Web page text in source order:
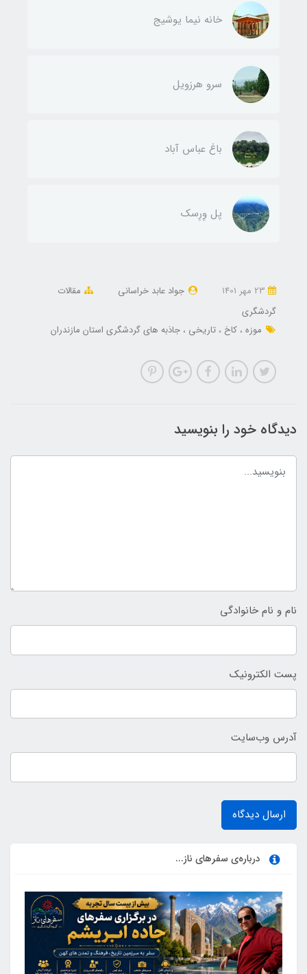
خانه نیما یوشیج
سرو هرزویل
باغ عباس آباد
پل وِرِسک
جواد عابد خراسانی
مقالات
گردشگری
موزه کاخ تاریخی جاذبه های گردشگری استان مازندران
دیدگاه خود را بنویسید
نام و نام خانوادگی
پست الکترونیک
آدرس وب‌سایت
ارسال دیدگاه
درباره‌ی سفرهای ناز...